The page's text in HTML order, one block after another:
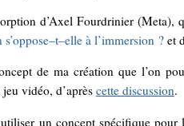
d’Axel Fourdrinier (Meta),
s’oppose–t–elle à l’immersion ? et
de ma création que l’on
vidéo, d’aprèscette discussion.
un concept spécifique